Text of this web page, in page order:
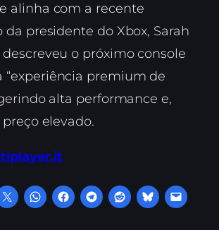
alinha com a recente
da presidente do Xbox, Sarah
o próximo console
“experiência premium de
alta performance e,
elevado.